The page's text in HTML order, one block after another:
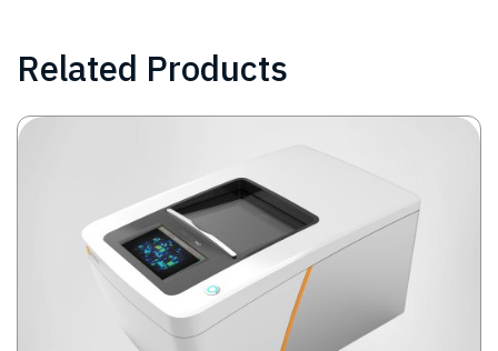
Related Products
Image